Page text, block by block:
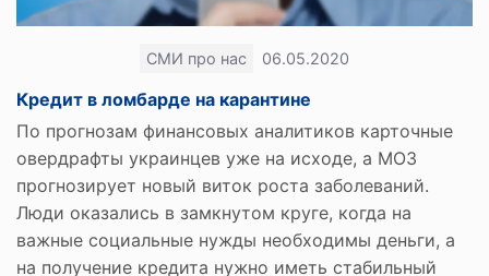
СМИ про нас 06.05.2020
Кредит в ломбарде на карантине
По прогнозам финансовых аналитиков карточные
овердрафты украинцев уже на исходе, а МОЗ
прогнозирует новый виток роста заболеваний.
Люди оказались в замкнутом круге, когда на
важные социальные нужды необходимы деньги, а
на получение кредита нужно иметь стабильный